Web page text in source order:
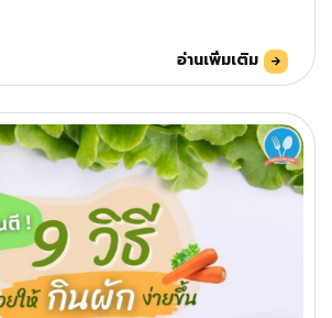
อ่านเพิ่มเติม